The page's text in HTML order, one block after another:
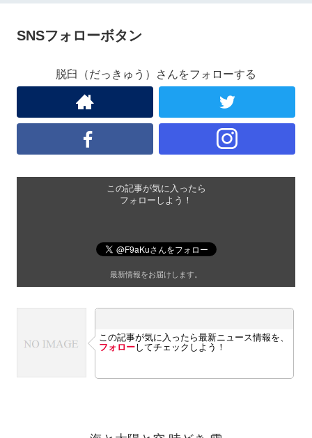
SNSフォローボタン
脱臼（だっきゅう）さんをフォローする
この記事が気に入ったら
フォローしよう！
最新情報をお届けします。
この記事が気に入ったら最新ニュース情報を、
フォローしてチェックしよう！